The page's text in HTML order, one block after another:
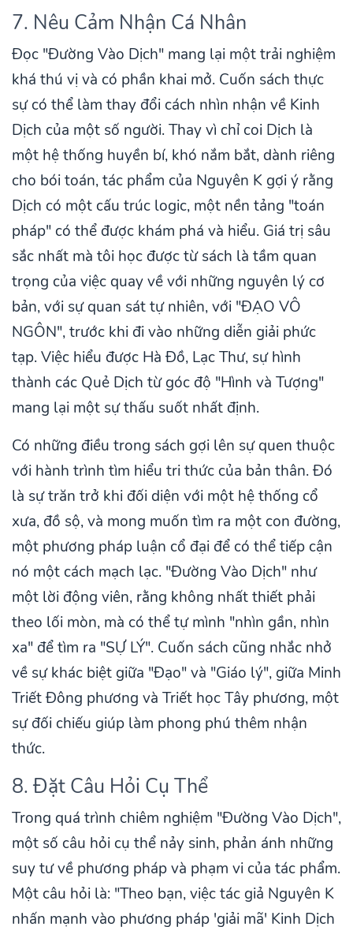
7. Nêu Cảm Nhận Cá Nhân
Đọc "Đường Vào Dịch" mang lại một trải nghiệm
khá thú vị và có phần khai mở. Cuốn sách thực
sự có thể làm thay đổi cách nhìn nhận về Kinh
Dịch của một số người. Thay vì chỉ coi Dịch là
một hệ thống huyền bí, khó nắm bắt, dành riêng
cho bói toán, tác phẩm của Nguyên K gợi ý rằng
Dịch có một cấu trúc logic, một nền tảng "toán
pháp" có thể được khám phá và hiểu. Giá trị sâu
sắc nhất mà tôi học được từ sách là tầm quan
trọng của việc quay về với những nguyên lý cơ
bản, với sự quan sát tự nhiên, với "ĐẠO VÔ
NGÔN", trước khi đi vào những diễn giải phức
tạp. Việc hiểu được Hà Đồ, Lạc Thư, sự hình
thành các Quẻ Dịch từ góc độ "Hình và Tượng"
mang lại một sự thấu suốt nhất định.
Có những điều trong sách gợi lên sự quen thuộc
với hành trình tìm hiểu tri thức của bản thân. Đó
là sự trăn trở khi đối diện với một hệ thống cổ
xưa, đồ sộ, và mong muốn tìm ra một con đường,
một phương pháp luận cổ đại để có thể tiếp cận
nó một cách mạch lạc. "Đường Vào Dịch" như
một lời động viên, rằng không nhất thiết phải
theo lối mòn, mà có thể tự mình "nhìn gần, nhìn
xa" để tìm ra "SỰ LÝ". Cuốn sách cũng nhắc nhở
về sự khác biệt giữa "Đạo" và "Giáo lý", giữa Minh
Triết Đông phương và Triết học Tây phương, một
sự đối chiếu giúp làm phong phú thêm nhận
thức.
8. Đặt Câu Hỏi Cụ Thể
Trong quá trình chiêm nghiệm "Đường Vào Dịch",
một số câu hỏi cụ thể nảy sinh, phản ánh những
suy tư về phương pháp và phạm vi của tác phẩm.
Một câu hỏi là: "Theo bạn, việc tác giả Nguyên K
nhấn mạnh vào phương pháp 'giải mã' Kinh Dịch